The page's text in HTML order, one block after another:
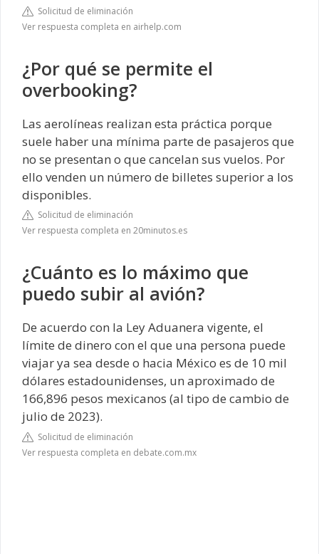
Solicitud de eliminación
Ver respuesta completa en airhelp.com
¿Por qué se permite el
overbooking?
Las aerolíneas realizan esta práctica porque
suele haber una mínima parte de pasajeros que
no se presentan o que cancelan sus vuelos. Por
ello venden un número de billetes superior a los
disponibles.
Solicitud de eliminación
Ver respuesta completa en 20minutos.es
¿Cuánto es lo máximo que
puedo subir al avión?
De acuerdo con la Ley Aduanera vigente, el
límite de dinero con el que una persona puede
viajar ya sea desde o hacia México es de 10 mil
dólares estadounidenses, un aproximado de
166,896 pesos mexicanos (al tipo de cambio de
julio de 2023).
Solicitud de eliminación
Ver respuesta completa en debate.com.mx